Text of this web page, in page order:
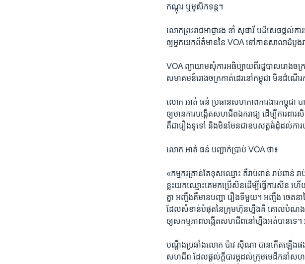
កណ្តុរ​ ឬ​មូសិកទន្ត។
លោក​ព្រះ​រាជអាជ្ញា​រង​ ខាំ​ សុផារី​ បដិសេធ​ផ្ត
ឲ្យ​អ្នក​យក​ព័ត៌មាន​នៃ​ VOA​ ទៅ​កាន់​សាលា​ដំបូង​រ
VOA ព្យាយាម​សុំ​ការ​អធិប្បាយ​ពី​រដ្ឋបាល​រោង
សមាគមន៍​រោងចក្រ​កាត់ដេរ​នៅ​កម្ពុជា​ មិន​ដំណើរ
លោក​ អាត់​ ធន់​ ប្រធាន​សហភាព​ការងារ​កម្ពុជា​
ឲ្យ​មាន​ការ​បង្កើត​សហជីព​ឯករាជ្យ​ ដើម្បី​ការព
គឺ​ជា​រឿង​ទូទៅ​ និង​មិន​មែន​ជា​ឧបសគ្គ​ធំ​ដុំ​ដល់​ការ​
លោក​ អាត់ ធន់ បញ្ជាក់​ប្រាប់ VOA ថា៖​
«កម្មករ​គ្រាន់​តែ​ខុស​ឈ្មោះ​ គឺ​រាប់​ពាន់​ រាប់​ពាន់​
ខ្លះ​យក​ឈ្មោះ​គេ​មក​ប្រើ​សិន​ដើម្បី​ធ្វើ​ការ​សិន
គ្នា អញ្ចឹង​គឺ​មាន​បញ្ហា​ រឿង​ទី​មួយ។​ អញ្ចឹង​ ចេត
ដែល​សំខាន់​បំផុត​នៃ​ក្រុមហ៊ុន​ហ្នឹង​គឺ​ គោលបំណង​មិ
ឲ្យ​សកម្មភាព​បង្កើត​សហជីព​នៅ​ហ្នឹង​អត់​បាន​ទេ។​
បណ្តឹង​ប្រឆាំង​លោក​ ប៉ាវ​ ស៊ីណា​ បាន​កើត​ឡើង​ផង​
សហជីព ​ដែល​ផ្តល់​ក្តី​បារម្ភ​ដល់​ក្រុម​មេដឹកនាំ​សហ